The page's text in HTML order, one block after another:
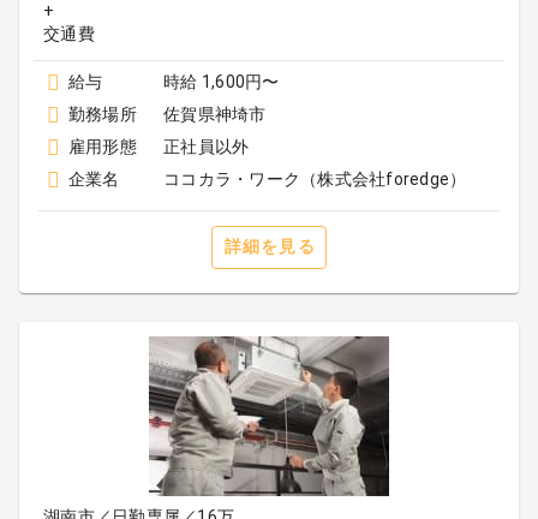
+
交通費
給与
時給 1,600円〜
勤務場所
佐賀県神埼市
雇用形態
正社員以外
企業名
ココカラ・ワーク（株式会社foredge）
詳細を見る